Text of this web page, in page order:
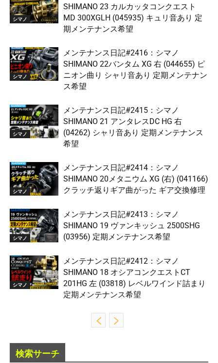
シマノ
SHIMANO 23 カルカッタコンクエスト
MD 300XGLH (045935) キュリ音あり 定
期メンテナンス希望
シマノ
メンテナンス日記#2416：シマノ
SHIMANO 22バンタム XG 右 (044655) ピ
ニオン曲り シャリ音あり 定期メンテナン
ス希望
シマノ
メンテナンス日記#2415：シマノ
SHIMANO 21 アンタレスDC HG 右
(04262) シャリ音あり 定期メンテナンス
希望
シマノ
メンテナンス日記#2414：シマノ
SHIMANO 20メタニウム XG (右) (041166)
クラッチ返りギア曲がった ギア交換修理
シマノ
メンテナンス日記#2413：シマノ
SHIMANO 19 ヴァンキッシュ 2500SHG
(03956) 定期メンテナンス希望
シマノ
メンテナンス日記#2412：シマノ
SHIMANO 18 オシアコンクエストCT
201HG 左 (03818) レベルワインド詰まり
定期メンテナンス希望
検索サーチ